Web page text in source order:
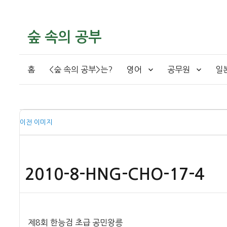
숲 속의 공부
홈 <숲 속의 공부>는? 영어 공무원 일
이전 이미지
2010-8-HNG-CHO-17-4
제8회 한능검 초급 공민왕릉